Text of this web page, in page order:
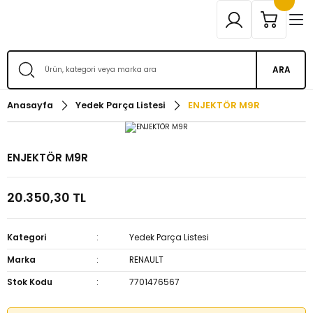
ARA
Anasayfa Yedek Parça Listesi ENJEKTÖR M9R
ENJEKTÖR M9R
20.350,30 TL
Kategori
Yedek Parça Listesi
Marka
RENAULT
Stok Kodu
7701476567